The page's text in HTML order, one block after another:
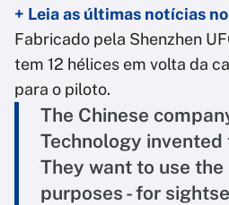
+ Leia as últimas notícias
Fabricado pela Shenzhen
tem 12 hélices em volta da
para o piloto.
The Chinese
Technology
They want to use
purposes - for